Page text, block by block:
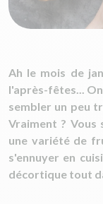
Ah le mois de
l'après-fêtes...
sembler un peu
Vraiment ?
une variété de
s'ennuyer en
décortique tout